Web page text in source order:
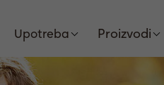
Upotreba Proizvodi